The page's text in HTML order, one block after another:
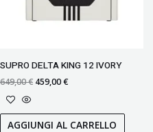
SUPRO DELTA KING 12 IVORY
649,00€ 459,00€
AGGIUNGI AL CARRELLO